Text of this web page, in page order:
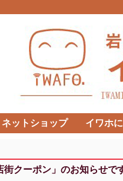
ネットショップ イワホ
街クーポン」のお知らせで